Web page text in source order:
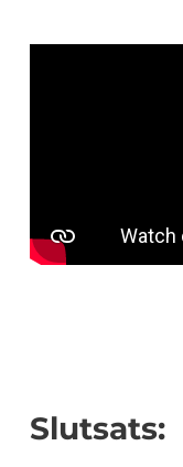
Slutsats: